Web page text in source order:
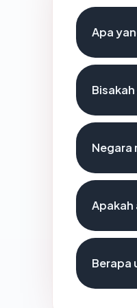
Apa
Negara
Apakah
Berapa